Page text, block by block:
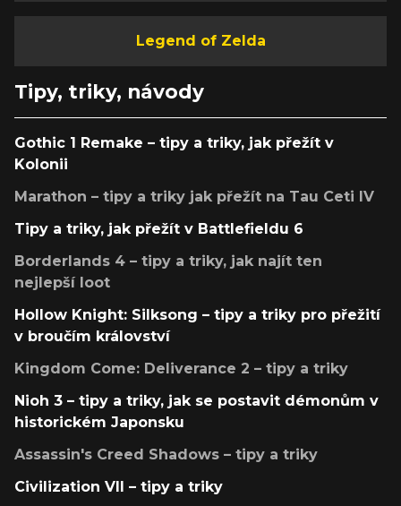
Legend of Zelda
Tipy, triky, návody
Gothic 1 Remake – tipy a triky, jak přežít v
Kolonii
Marathon – tipy a triky jak přežít na Tau Ceti IV
Tipy a triky, jak přežít v Battlefieldu 6
Borderlands 4 – tipy a triky, jak najít ten
nejlepší loot
Hollow Knight: Silksong – tipy a triky pro přežití
v broučím království
Kingdom Come: Deliverance 2 – tipy a triky
Nioh 3 – tipy a triky, jak se postavit démonům v
historickém Japonsku
Assassin's Creed Shadows – tipy a triky
Civilization VII – tipy a triky